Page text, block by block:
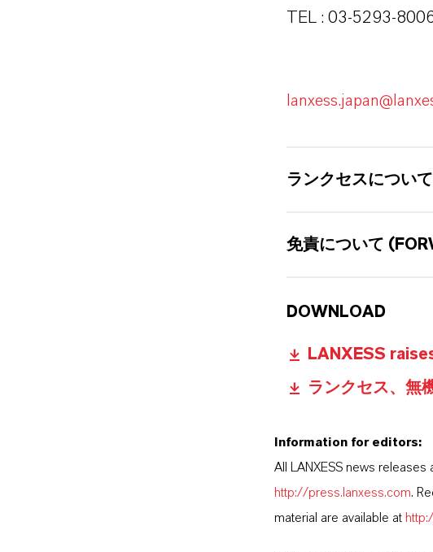
TEL : 03-5293-
ランクセスについて
免責について
DOWNLOAD
LANXESS
ランクセス、無
Information for editors:
All LANXESS news
http://press.lanxess.com.
material are available at